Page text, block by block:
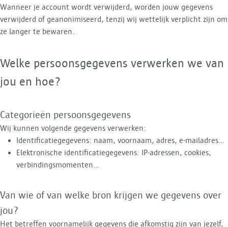
Wanneer je account wordt verwijderd, worden jouw gegevens
verwijderd of geanonimiseerd, tenzij wij wettelijk verplicht zijn om
ze langer te bewaren.
Welke persoonsgegevens verwerken we van
jou en hoe?
Categorieën persoonsgegevens
Wij kunnen volgende gegevens verwerken:
Identificatiegegevens: naam, voornaam, adres, e-mailadres…
Elektronische identificatiegegevens: IP-adressen, cookies,
verbindingsmomenten…
Van wie of van welke bron krijgen we gegevens over
jou?
Het betreffen voornamelijk gegevens die afkomstig zijn van jezelf,